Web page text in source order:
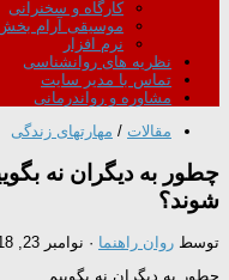
کارگاه و سخنرانی
موسیقی آرام
نرم افزار
نظریه های روانشناسی
تماس با مدیر سایت
مشاوره و رواندرمانی
مقالات / مهارتهای زندگی
چطور به دیگران نه
شوند؟
توسط روان راهنما · نوامبر 23, 2018
چطور به دیگران نه بگوییم